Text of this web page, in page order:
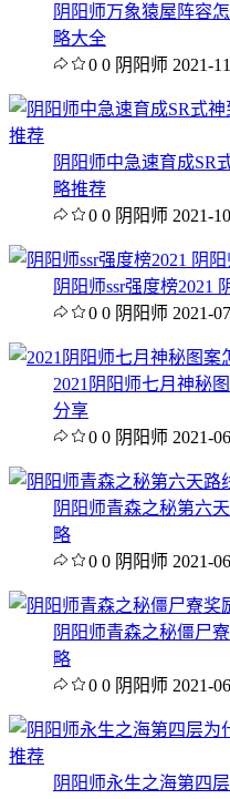
阴阳师万象猿屋阵容
略大全
0 0 阴阳师 2021-
阴阳师中急速育成SR
略推荐
0 0 阴阳师 2021-
阴阳师ssr强度榜2021
0 0 阴阳师 2021-
2021阴阳师七月神秘
分享
0 0 阴阳师 2021-
阴阳师青森之秘第六
略
0 0 阴阳师 2021-
阴阳师青森之秘僵尸
略
0 0 阴阳师 2021-
阴阳师永生之海第四